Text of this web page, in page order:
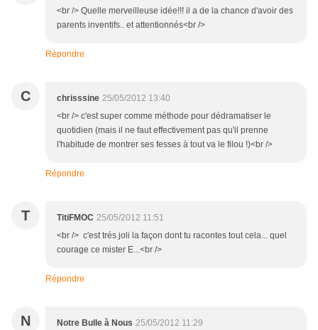
<br /> Quelle merveilleuse idée!!! il a de la chance d'avoir des
parents inventifs.. et attentionnés<br />
Répondre
C chrisssine 25/05/2012 13:40
<br /> c'est super comme méthode pour dédramatiser le
quotidien (mais il ne faut effectivement pas qu'il prenne
l'habitude de montrer ses fesses à tout va le filou !)<br />
Répondre
T TitiFMOC 25/05/2012 11:51
<br /> c'est trés joli la façon dont tu racontes tout cela... quel
courage ce mister E...<br />
Répondre
N Notre Bulle à Nous 25/05/2012 11:29